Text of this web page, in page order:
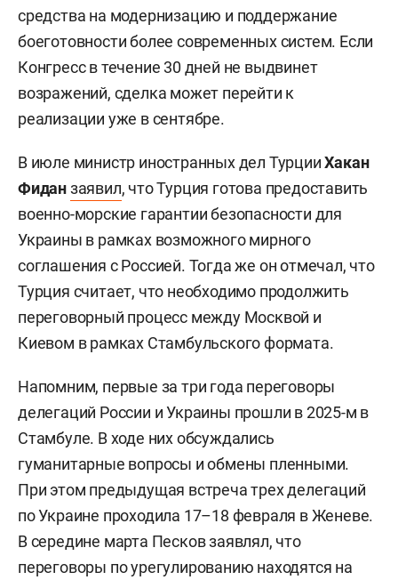
средства на модернизацию и поддержание
боеготовности более современных систем. Если
Конгресс в течение 30 дней не выдвинет
возражений, сделка может перейти к
реализации уже в сентябре.
В июле министр иностранных дел ТурцииХакан
Фиданзаявил, что Турция готова предоставить
военно-морские гарантии безопасности для
Украины в рамках возможного мирного
соглашения с Россией. Тогда же он отмечал, что
Турция считает, что необходимо продолжить
переговорный процесс между Москвой и
Киевом в рамках Стамбульского формата.
Напомним, первые за три года переговоры
делегаций России и Украины прошли в 2025-м в
Стамбуле. В ходе них обсуждались
гуманитарные вопросы и обмены пленными.
При этом предыдущая встреча трех делегаций
по Украине проходила 17–18 февраля в Женеве.
В середине марта Песков заявлял, что
переговоры по урегулированию находятся на